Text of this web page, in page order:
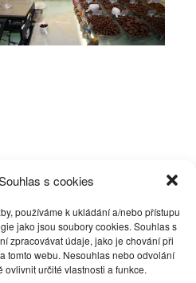
s cookies
používáme k ukládání a/nebo přístupu
jako jsou soubory cookies. Souhlas s
zpracovávat údaje, jako je chování při
tomto webu. Nesouhlas nebo odvolání
určité vlastnosti a funkce.
akce
marketingové soubory